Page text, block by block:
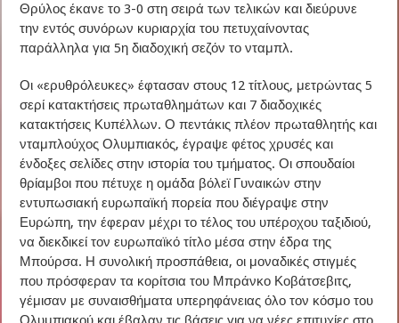
Θρύλος έκανε το 3-0 στη σειρά των τελικών και διεύρυνε
την εντός συνόρων κυριαρχία του πετυχαίνοντας
παράλληλα για 5η διαδοχική σεζόν το νταμπλ.
Οι «ερυθρόλευκες» έφτασαν στους 12 τίτλους, μετρώντας 5
σερί κατακτήσεις πρωταθλημάτων και 7 διαδοχικές
κατακτήσεις Κυπέλλων. Ο πεντάκις πλέον πρωταθλητής και
νταμπλούχος Ολυμπιακός, έγραψε φέτος χρυσές και
ένδοξες σελίδες στην ιστορία του τμήματος. Οι σπουδαίοι
θρίαμβοι που πέτυχε η ομάδα βόλεϊ Γυναικών στην
εντυπωσιακή ευρωπαϊκή πορεία που διέγραψε στην
Ευρώπη, την έφεραν μέχρι το τέλος του υπέροχου ταξιδιού,
να διεκδικεί τον ευρωπαϊκό τίτλο μέσα στην έδρα της
Μπούρσα. Η συνολική προσπάθεια, οι μοναδικές στιγμές
που πρόσφεραν τα κορίτσια του Μπράνκο Κοβάτσεβιτς,
γέμισαν με συναισθήματα υπερηφάνειας όλο τον κόσμο του